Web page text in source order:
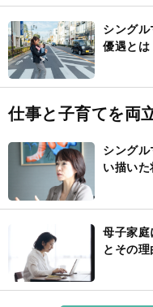
シングル
優遇とは
仕事と子育てを両
シング
い描いた
母子家庭
とその理